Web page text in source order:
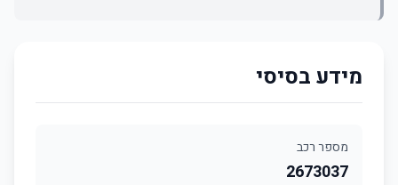
מידע בסיסי
מספר רכב
2673037